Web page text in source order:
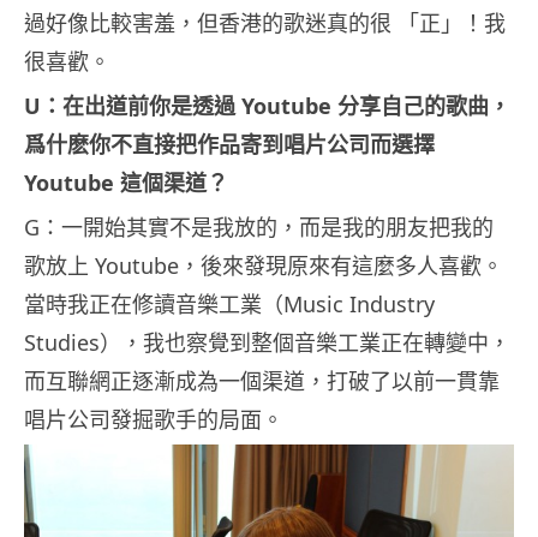
過好像比較害羞，但香港的歌迷真的很 「正」！我
很喜歡。
U：在出道前你是透過 Youtube 分享自己的歌曲，
爲什麽你不直接把作品寄到唱片公司而選擇
Youtube 這個渠道？
G：一開始其實不是我放的，而是我的朋友把我的
歌放上 Youtube，後來發現原來有這麼多人喜歡。
當時我正在修讀音樂工業（Music Industry
Studies），我也察覺到整個音樂工業正在轉變中，
而互聯網正逐漸成為一個渠道，打破了以前一貫靠
唱片公司發掘歌手的局面。